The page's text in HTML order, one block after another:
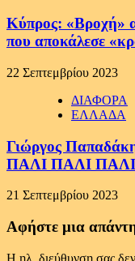
Κύπρος: «Βροχή»
που αποκάλεσε
22 Σεπτεμβρίου 2023
ΔΙΑΦΟΡΑ
ΕΛΛΑΔΑ
Γιώργος
ΠΑΛΙ ΠΑΛΙ ΠΑΛΙ
21 Σεπτεμβρίου 2023
Αφήστε μια
Η ηλ. διεύθυνση σας δεν